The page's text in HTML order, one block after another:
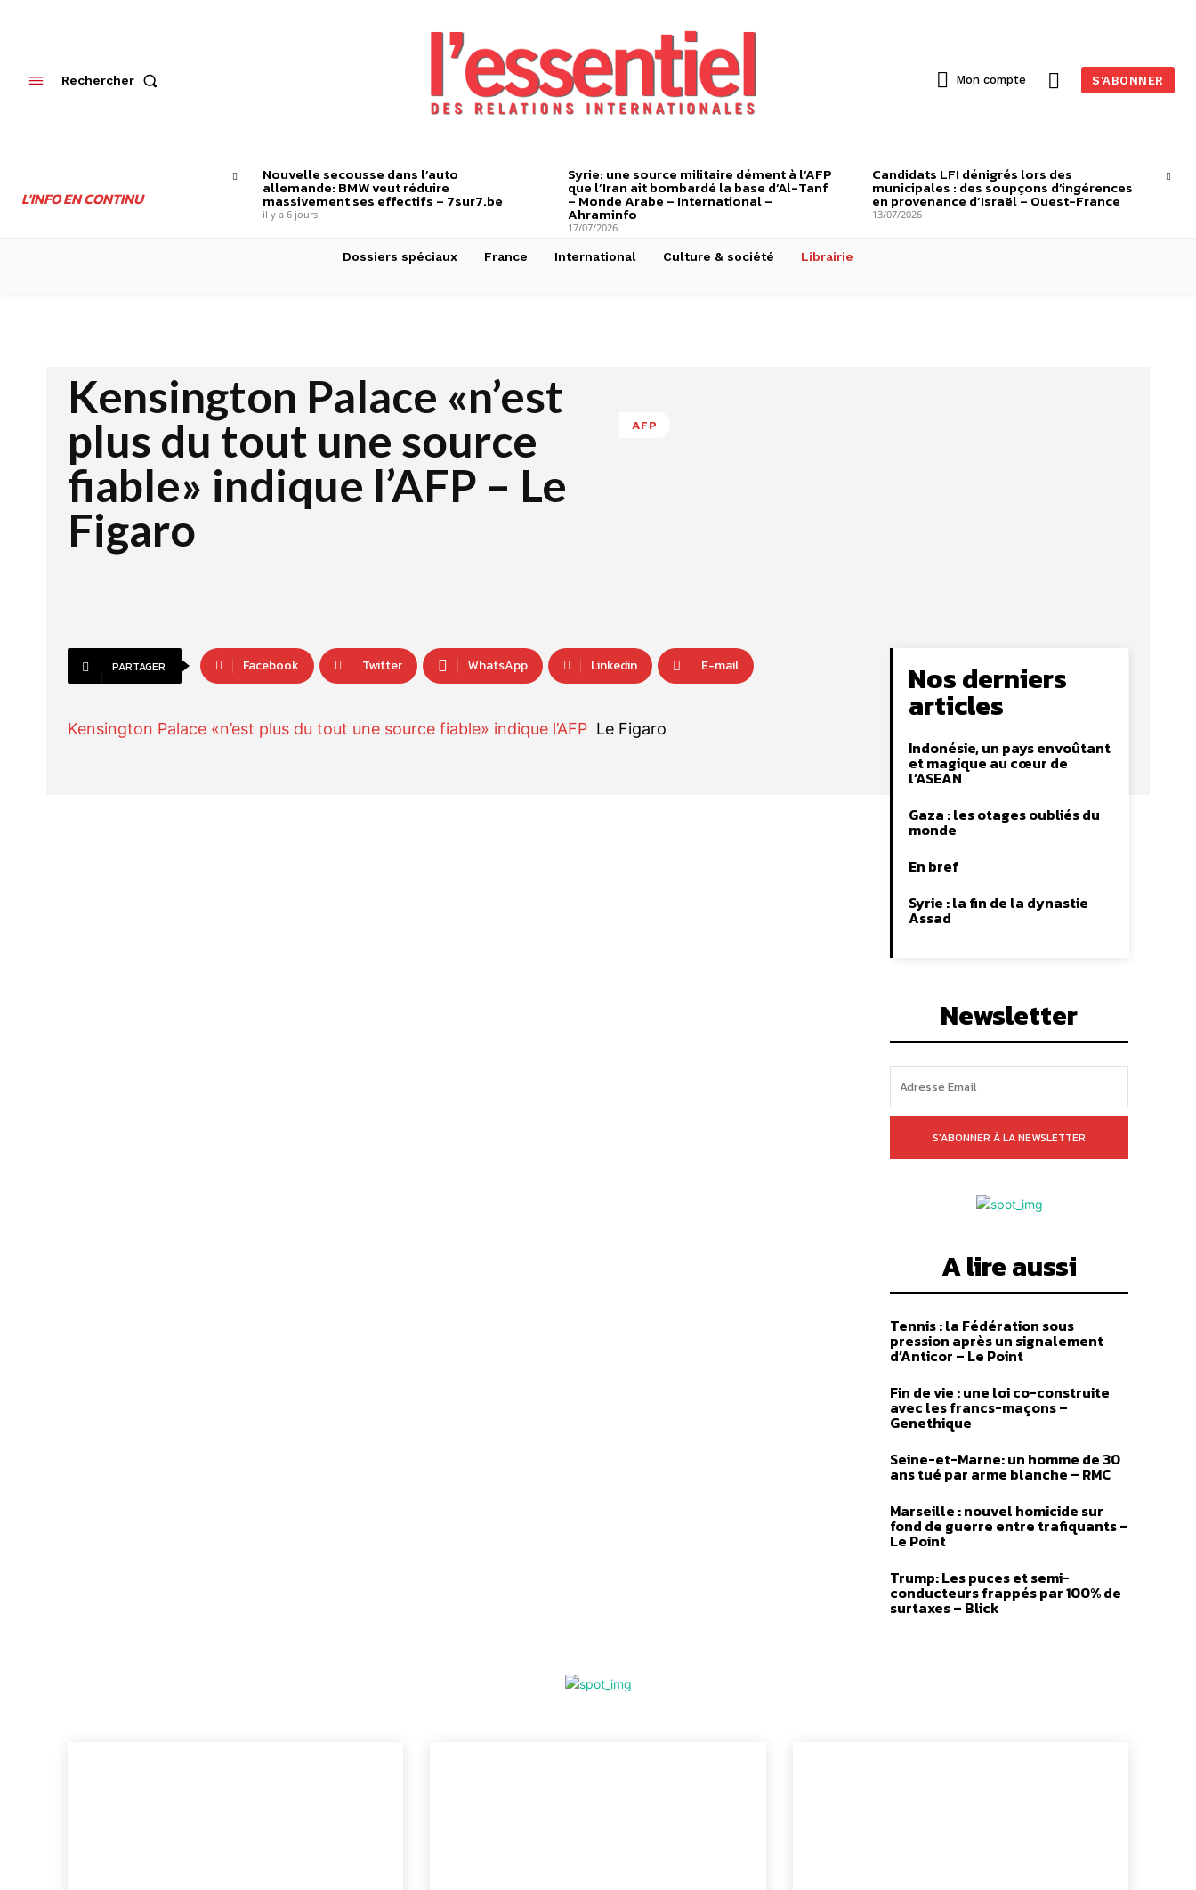
Rechercher Mon compte S'ABONNER
L'INFO EN CONTINU
Nouvelle secousse dans l’auto
allemande: BMW veut réduire
massivement ses effectifs – 7sur7.be
il y a 6 jours
Syrie: une source militaire dément à l’AFP
que l’Iran ait bombardé la base d’Al-Tanf
– Monde Arabe – International –
Ahraminfo
17/07/2026
Candidats LFI dénigrés lors des
municipales : des soupçons d’ingérences
en provenance d’Israël – Ouest-France
13/07/2026
Dossiers spéciaux France International Culture & société Librairie
Kensington Palace «n’est
plus du tout une source
fiable» indique l’AFP – Le
Figaro
AFP
PARTAGER Facebook Twitter WhatsApp Linkedin E-mail
Kensington Palace «n’est plus du tout une source fiable» indique l’AFP Le Figaro
Nos derniers
articles
Indonésie, un pays envoûtant
et magique au cœur de
l’ASEAN
Gaza : les otages oubliés du
monde
En bref
Syrie : la fin de la dynastie
Assad
Newsletter
S'ABONNER À LA NEWSLETTER
A lire aussi
Tennis : la Fédération sous
pression après un signalement
d’Anticor – Le Point
Fin de vie : une loi co-construite
avec les francs-maçons –
Genethique
Seine-et-Marne: un homme de 30
ans tué par arme blanche – RMC
Marseille : nouvel homicide sur
fond de guerre entre trafiquants –
Le Point
Trump: Les puces et semi-
conducteurs frappés par 100% de
surtaxes – Blick